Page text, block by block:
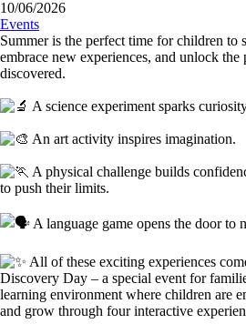
10/06/2026
Events
Summer is the perfect time for children to
embrace new experiences, and unlock
discovered.
A science experiment sparks
An art activity inspires imagination.
A physical challenge builds
to push their limits.
A language game opens the door to
All of these exciting experiences
Discovery Day – a special event for
learning environment where children are
and grow through four interactive